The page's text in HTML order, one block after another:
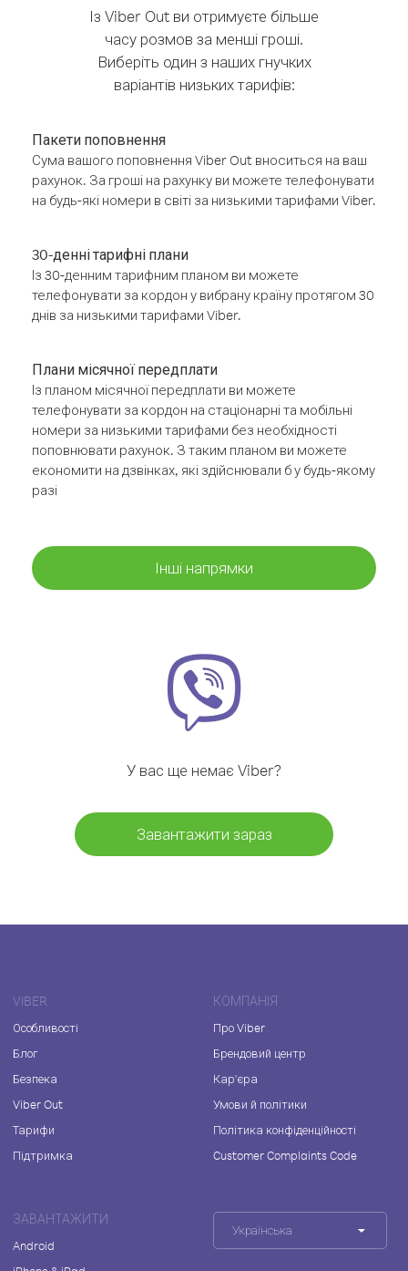
Із Viber Out ви отримуєте більше
часу розмов за менші гроші.
Виберіть один з наших гнучких
варіантів низьких тарифів:
Пакети поповнення
Сума вашого поповнення Viber Out вноситься на ваш
рахунок. За гроші на рахунку ви можете телефонувати
на будь-які номери в світі за низькими тарифами Viber.
30-денні тарифні плани
Із 30-денним тарифним планом ви можете
телефонувати за кордон у вибрану країну протягом 30
днів за низькими тарифами Viber.
Плани місячної передплати
Із планом місячної передплати ви можете
телефонувати за кордон на стаціонарні та мобільні
номери за низькими тарифами без необхідності
поповнювати рахунок. З таким планом ви можете
економити на дзвінках, які здійснювали б у будь-якому
разі
Інші напрямки
У вас ще немає Viber?
Завантажити зараз
VIBER
Особливості
Блог
Безпека
Viber Out
Тарифи
Підтримка
КОМПАНІЯ
Про Viber
Брендовий центр
Кар'єра
Умови й політики
Політика конфіденційності
Customer Complaints Code
ЗАВАНТАЖИТИ
Android
Українська